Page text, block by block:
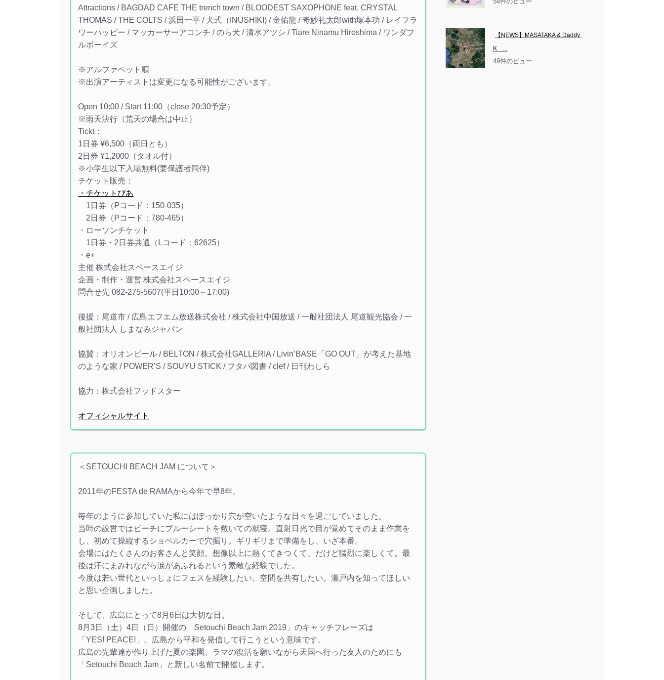
Attractions / BAGDAD CAFE THE trench town / BLOODEST SAXOPHONE feat. CRYSTAL
THOMAS / THE COLTS / 浜田一平 / 犬式（INUSHIKI) / 金佑龍 / 奇妙礼太郎with塚本功 / レイフラ
ワーハッピー / マッカーサーアコンチ / のら犬 / 清水アツシ / Tiare Ninamu Hiroshima / ワンダフ
ルボーイズ
※アルファベット順
※出演アーティストは変更になる可能性がございます。
Open 10:00 / Start 11:00（close 20:30予定）
※雨天決行（荒天の場合は中止）
Tickt：
1日券 ¥6,500（両日とも）
2日券 ¥1,2000（タオル付）
※小学生以下入場無料(要保護者同伴)
チケット販売：
・チケットぴあ
1日券（Pコード：150-035）
2日券（Pコード：780-465）
・ローソンチケット
1日券・2日券共通（Lコード：62625）
・e+
主催 株式会社スペースエイジ
企画・制作・運営 株式会社スペースエイジ
問合せ先 082-275-5607(平日10:00～17:00)
後援：尾道市 / 広島エフエム放送株式会社 / 株式会社中国放送 / 一般社団法人 尾道観光協会 / 一
般社団法人 しまなみジャパン
協賛：オリオンビール / BELTON / 株式会社GALLERIA / Livin’BASE「GO OUT」が考えた基地
のような家 / POWER’S / SOUYU STICK / フタバ図書 / clef / 日刊わしら
協力：株式会社フッドスター
オフィシャルサイト
＜SETOUCHI BEACH JAM について＞
2011年のFESTA de RAMAから今年で早8年。
毎年のように参加していた私にはぽっかり穴が空いたような日々を過ごしていました。
当時の設営ではビーチにブルーシートを敷いての就寝。直射日光で目が覚めてそのまま作業を
し、初めて操縦するショベルカーで穴掘り。ギリギリまで準備をし、いざ本番。
会場にはたくさんのお客さんと笑顔。想像以上に熱くてきつくて、だけど猛烈に楽しくて。最
後は汗にまみれながら涙があふれるという素敵な経験でした。
今度は若い世代といっしょにフェスを経験したい。空間を共有したい。瀬戸内を知ってほしい
と思い企画しました。
そして、広島にとって8月6日は大切な日。
8月3日（土）4日（日）開催の「Setouchi Beach Jam 2019」のキャッチフレーズは
「YES! PEACE!」。広島から平和を発信して行こうという意味です。
広島の先輩達が作り上げた夏の楽園、ラマの復活を願いながら天国へ行った友人のためにも
「Setouchi Beach Jam」と新しい名前で開催します。
【NEWS】MASATAKA & Daddy
K　...
49件のビュー